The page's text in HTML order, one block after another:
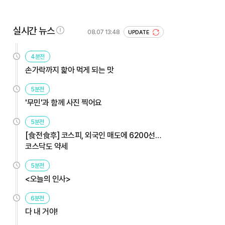
실시간 뉴스 08.07 13:48 UPDATE
4분전
손가락까지 핥아 먹게 되는 맛
5분전
'무민'과 함께 사진 찍어요
5분전
[食전食후] 코스피, 외국인 매도에 6200선…
코스닥도 약세
5분전
<오늘의 인사>
6분전
다 내 거야!